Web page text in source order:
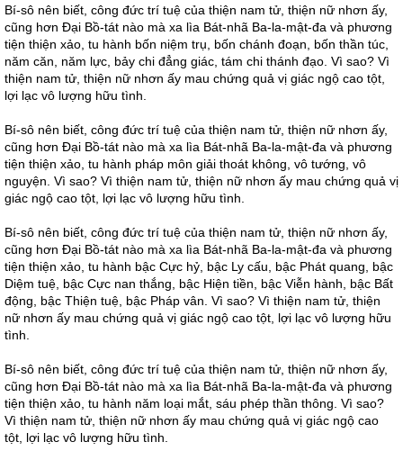
Bí-sô nên biết, công đức trí tuệ của thiện nam tử, thiện nữ nhơn ấy,
cũng hơn Đại Bồ-tát nào mà xa lìa Bát-nhã Ba-la-mật-đa và phương
tiện thiện xảo, tu hành bốn niệm trụ, bốn chánh đoạn, bốn thần túc,
năm căn, năm lực, bảy chi đẳng giác, tám chi thánh đạo. Vì sao? Vì
thiện nam tử, thiện nữ nhơn ấy mau chứng quả vị giác ngộ cao tột,
lợi lạc vô lượng hữu tình.
Bí-sô nên biết, công đức trí tuệ của thiện nam tử, thiện nữ nhơn ấy,
cũng hơn Đại Bồ-tát nào mà xa lìa Bát-nhã Ba-la-mật-đa và phương
tiện thiện xảo, tu hành pháp môn giải thoát không, vô tướng, vô
nguyện. Vì sao? Vì thiện nam tử, thiện nữ nhơn ấy mau chứng quả vị
giác ngộ cao tột, lợi lạc vô lượng hữu tình.
Bí-sô nên biết, công đức trí tuệ của thiện nam tử, thiện nữ nhơn ấy,
cũng hơn Đại Bồ-tát nào mà xa lìa Bát-nhã Ba-la-mật-đa và phương
tiện thiện xảo, tu hành bậc Cực hỷ, bậc Ly cấu, bậc Phát quang, bậc
Diệm tuệ, bậc Cực nan thắng, bậc Hiện tiền, bậc Viễn hành, bậc Bất
động, bậc Thiện tuệ, bậc Pháp vân. Vì sao? Vì thiện nam tử, thiện
nữ nhơn ấy mau chứng quả vị giác ngộ cao tột, lợi lạc vô lượng hữu
tình.
Bí-sô nên biết, công đức trí tuệ của thiện nam tử, thiện nữ nhơn ấy,
cũng hơn Đại Bồ-tát nào mà xa lìa Bát-nhã Ba-la-mật-đa và phương
tiện thiện xảo, tu hành năm loại mắt, sáu phép thần thông. Vì sao?
Vì thiện nam tử, thiện nữ nhơn ấy mau chứng quả vị giác ngộ cao
tột, lợi lạc vô lượng hữu tình.